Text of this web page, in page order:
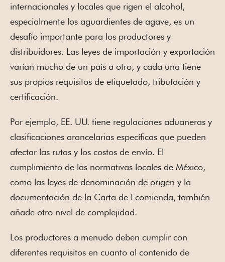
internacionales y locales que rigen el alcohol,
especialmente los aguardientes de agave, es un
desafío importante para los productores y
distribuidores. Las leyes de importación y exportación
varían mucho de un país a otro, y cada una tiene
sus propios requisitos de etiquetado, tributación y
certificación.
Por ejemplo, EE. UU. tiene regulaciones aduaneras y
clasificaciones arancelarias específicas que pueden
afectar las rutas y los costos de envío. El
cumplimiento de las normativas locales de México,
como las leyes de denominación de origen y la
documentación de la Carta de Ecomienda, también
añade otro nivel de complejidad.
Los productores a menudo deben cumplir con
diferentes requisitos en cuanto al contenido de